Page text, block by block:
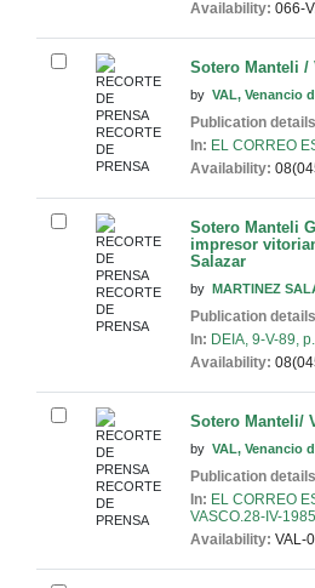
Availability: 066-
RECORTE
DE
PRENSA
Sotero Manteli /
by VAL, Venancio
Publication
In: EL CORREO
Availability:
RECORTE
DE
PRENSA
Sotero Manteli
impresor
Salazar
by MARTINEZ
Publication
In: DEIA, 9-V-89,
Availability:
RECORTE
DE
PRENSA
Sotero Manteli/
by VAL, Venancio
Publication
In: EL CORREO
VASCO.28-IV-1985
Availability: VAL-